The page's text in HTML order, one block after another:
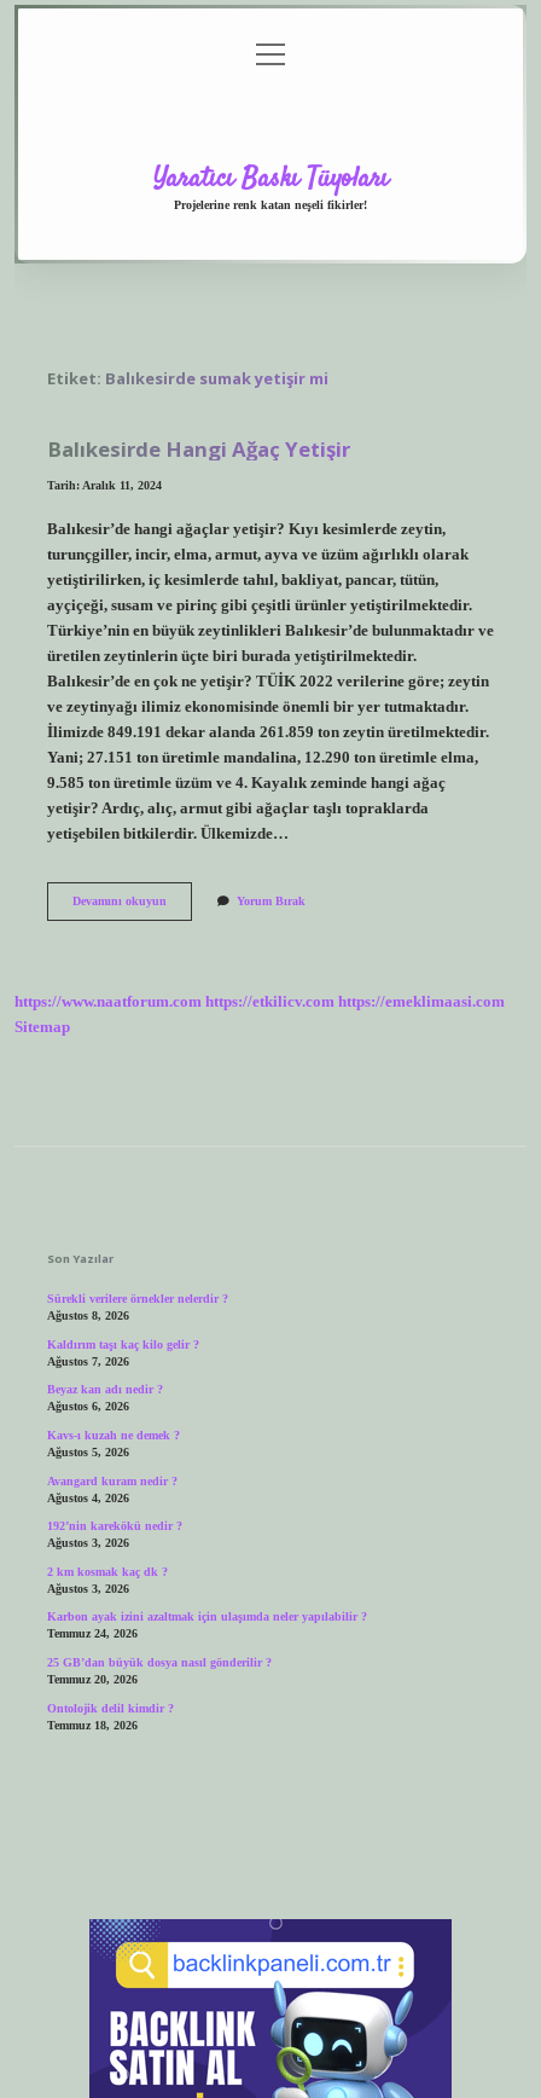
menüyü
aç
Yaratıcı Baskı Tüyoları
Projelerine renk katan neşeli fikirler!
Etiket: Balıkesirde sumak yetişir mi
Balıkesirde Hangi Ağaç Yetişir
Tarih: Aralık 11, 2024
Balıkesir’de hangi ağaçlar yetişir? Kıyı kesimlerde zeytin,
turunçgiller, incir, elma, armut, ayva ve üzüm ağırlıklı olarak
yetiştirilirken, iç kesimlerde tahıl, bakliyat, pancar, tütün,
ayçiçeği, susam ve pirinç gibi çeşitli ürünler yetiştirilmektedir.
Türkiye’nin en büyük zeytinlikleri Balıkesir’de bulunmaktadır ve
üretilen zeytinlerin üçte biri burada yetiştirilmektedir.
Balıkesir’de en çok ne yetişir? TÜİK 2022 verilerine göre; zeytin
ve zeytinyağı ilimiz ekonomisinde önemli bir yer tutmaktadır.
İlimizde 849.191 dekar alanda 261.859 ton zeytin üretilmektedir.
Yani; 27.151 ton üretimle mandalina, 12.290 ton üretimle elma,
9.585 ton üretimle üzüm ve 4. Kayalık zeminde hangi ağaç
yetişir? Ardıç, alıç, armut gibi ağaçlar taşlı topraklarda
yetişebilen bitkilerdir. Ülkemizde…
Devamını okuyunBalıkesirde
Yorum Bırak
https://www.naatforum.com https://etkilicv.com https://emeklimaasi.com
Sitemap
Son Yazılar
Sürekli verilere örnekler nelerdir ?
Ağustos 8, 2026
Kaldırım taşı kaç kilo gelir ?
Ağustos 7, 2026
Beyaz kan adı nedir ?
Ağustos 6, 2026
Kavs-ı kuzah ne demek ?
Ağustos 5, 2026
Avangard kuram nedir ?
Ağustos 4, 2026
192’nin karekökü nedir ?
Ağustos 3, 2026
2 km kosmak kaç dk ?
Ağustos 3, 2026
Karbon ayak izini azaltmak için ulaşımda neler yapılabilir ?
Temmuz 24, 2026
25 GB’dan büyük dosya nasıl gönderilir ?
Temmuz 20, 2026
Ontolojik delil kimdir ?
Temmuz 18, 2026